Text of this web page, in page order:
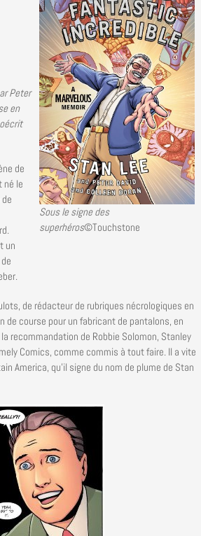
Sous le signe des
superhéros©Touchstone
Peter
en
de
né le
un
de rédacteur de rubriques nécrologiques en
de course pour un fabricant de pantalons, en
recommandation de Robbie Solomon, Stanley
Comics, comme commis à tout faire. Il a vite
America, qu’il signe du nom de plume de Stan